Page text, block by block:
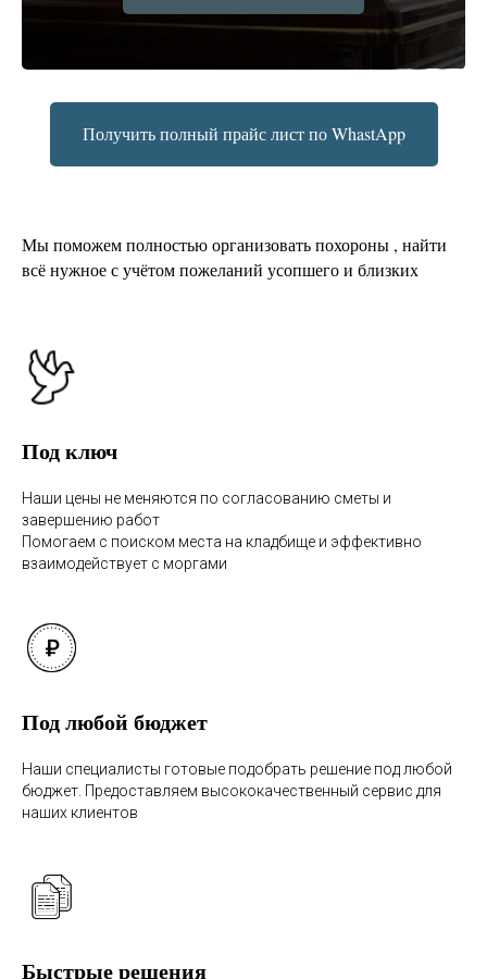
Получить полный прайс лист по WhastApp
Мы поможем полностью организовать похороны , найти
всё нужное с учётом пожеланий усопшего и близких
Под ключ
Наши цены не меняются по согласованию сметы и
завершению работ
Помогаем с поиском места на кладбище и эффективно
взаимодействует с моргами
Под любой бюджет
Наши специалисты готовые подобрать решение под любой
бюджет. Предоставляем высококачественный сервис для
наших клиентов
Быстрые решения